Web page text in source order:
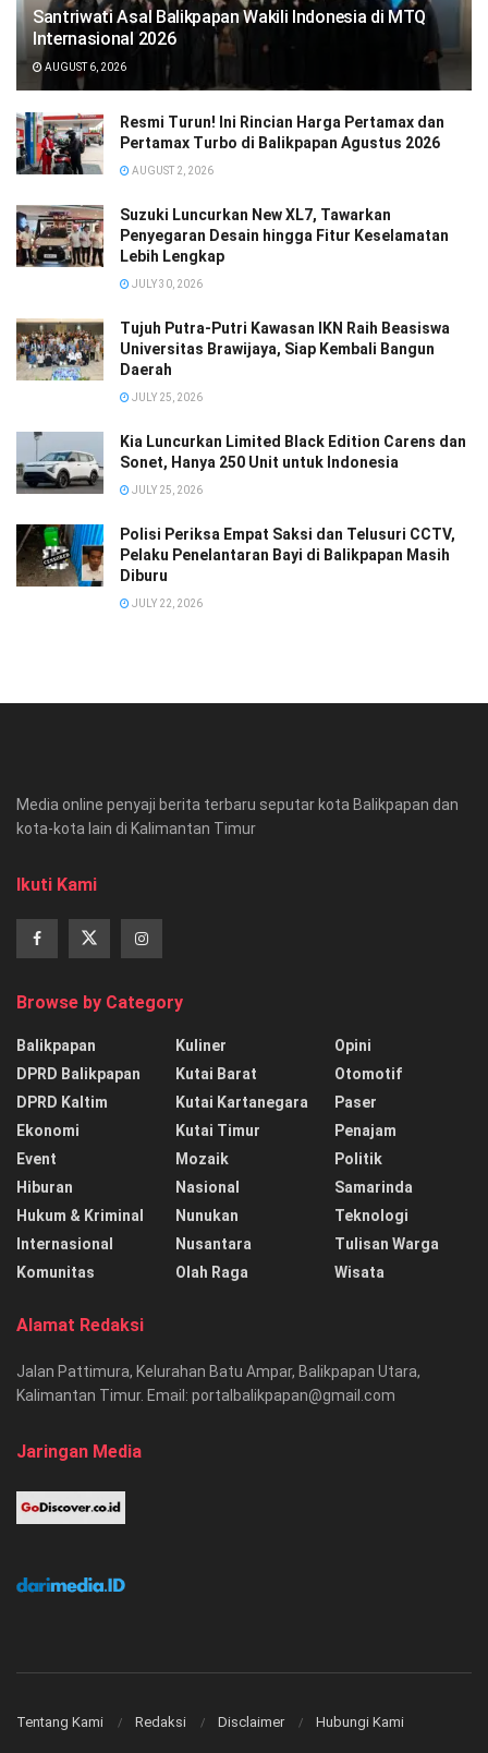
Santriwati Asal Balikpapan Wakili Indonesia di MTQ
Internasional 2026
AUGUST 6, 2026
Resmi Turun! Ini Rincian Harga Pertamax dan
Pertamax Turbo di Balikpapan Agustus 2026
AUGUST 2, 2026
Suzuki Luncurkan New XL7, Tawarkan
Penyegaran Desain hingga Fitur Keselamatan
Lebih Lengkap
JULY 30, 2026
Tujuh Putra-Putri Kawasan IKN Raih Beasiswa
Universitas Brawijaya, Siap Kembali Bangun
Daerah
JULY 25, 2026
Kia Luncurkan Limited Black Edition Carens dan
Sonet, Hanya 250 Unit untuk Indonesia
JULY 25, 2026
Polisi Periksa Empat Saksi dan Telusuri CCTV,
Pelaku Penelantaran Bayi di Balikpapan Masih
Diburu
JULY 22, 2026
Media online penyaji berita terbaru seputar kota Balikpapan dan
kota-kota lain di Kalimantan Timur
Ikuti Kami
Browse by Category
Balikpapan
DPRD Balikpapan
DPRD Kaltim
Ekonomi
Event
Hiburan
Hukum & Kriminal
Internasional
Komunitas
Kuliner
Kutai Barat
Kutai Kartanegara
Kutai Timur
Mozaik
Nasional
Nunukan
Nusantara
Olah Raga
Opini
Otomotif
Paser
Penajam
Politik
Samarinda
Teknologi
Tulisan Warga
Wisata
Alamat Redaksi
Jalan Pattimura, Kelurahan Batu Ampar, Balikpapan Utara,
Kalimantan Timur. Email: portalbalikpapan@gmail.com
Jaringan Media
Tentang Kami Redaksi Disclaimer Hubungi Kami